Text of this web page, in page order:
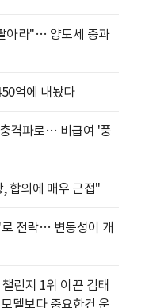
아라"… 양도세 중과
억에 내놨다
격파로… 비급여 '풍
합의에 매우 근접"
전락… 변동성이 개
린지 1위 이끈 김태
델보다 중요한건 운